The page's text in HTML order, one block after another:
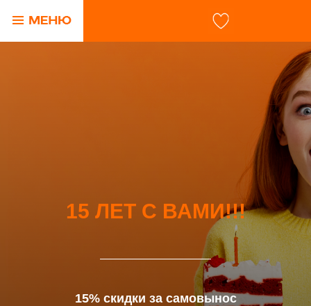
15 ЛЕТ С ВАМИ!!!
15% скидки за самовынос